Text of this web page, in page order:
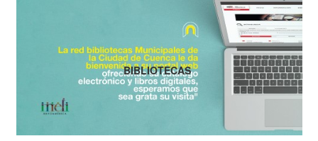
BIBLIOTECAS